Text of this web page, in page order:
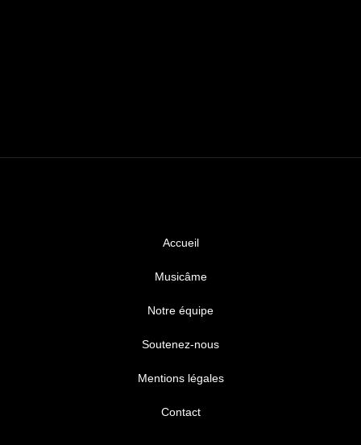
Accueil
Musicâme
Notre équipe
Soutenez-nous
Mentions légales
Contact